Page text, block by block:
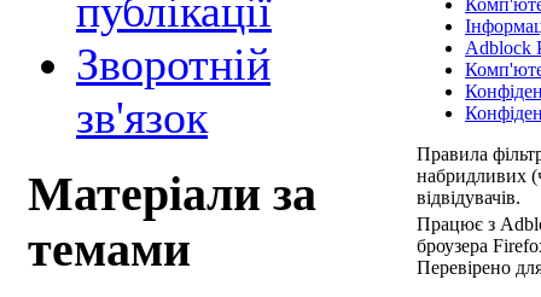
публікації
Зворотній
зв'язок
Матеріали за
темами
Adblock
Правила
набридливих
відвідувачів.
Працює з
броузера
Перевірено